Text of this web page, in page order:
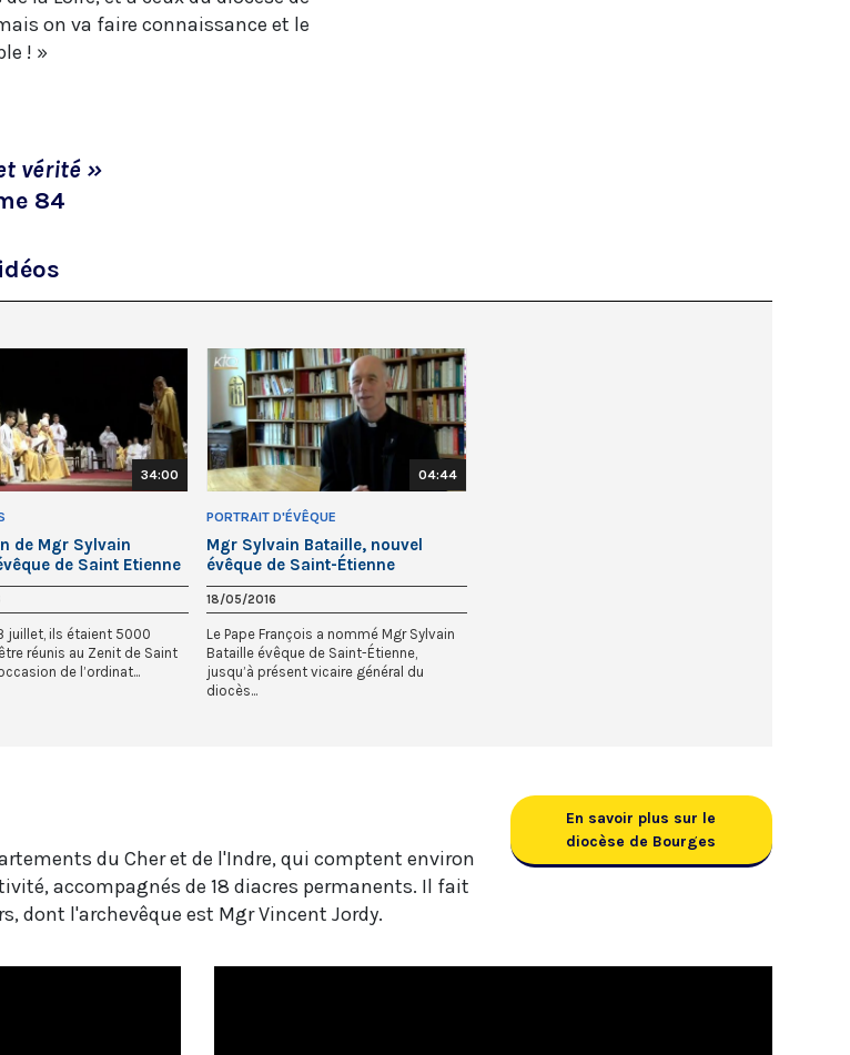
on va faire connaissance et le
! »
vérité »
84
34:00
de Mgr Sylvain
de Saint Etienne
juillet, ils étaient 5000
réunis au Zenit de Saint
de l’ordinat...
04:44
PORTRAIT D'ÉVÊQUE
Mgr Sylvain Bataille, nouvel
évêque de Saint-Étienne
18/05/2016
Le Pape François a nommé Mgr Sylvain
Bataille évêque de Saint-Étienne,
jusqu’à présent vicaire général du
diocès...
du Cher et de l'Indre, qui comptent environ
accompagnés de 18 diacres permanents. Il fait
dont l'archevêque est Mgr Vincent Jordy.
En savoir plus sur le
diocèse de Bourges